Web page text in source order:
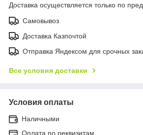
Доставка осуществляется только по
Самовывоз
Доставка Казпочтой
Отправка Яндексом для срочных
Все условия доставки
Условия оплаты
Наличными
Оплата по реквизитам